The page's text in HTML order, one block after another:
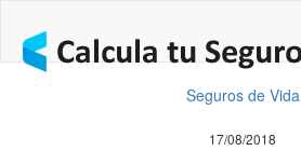
Seguros de Vida
17/08/2018